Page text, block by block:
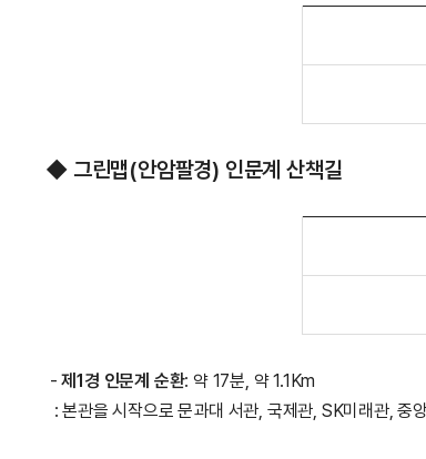
◆ 그린맵(안암팔경) 인문계 산책길
-제1경 인문계 순환: 약 17분, 약 1.1Km
: 본관을 시작으로 문과대 서관, 국제관, SK미래관, 중